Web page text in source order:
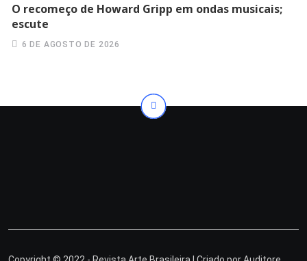
O recomeço de Howard Gripp em ondas musicais;
escute
6 DE AGOSTO DE 2026